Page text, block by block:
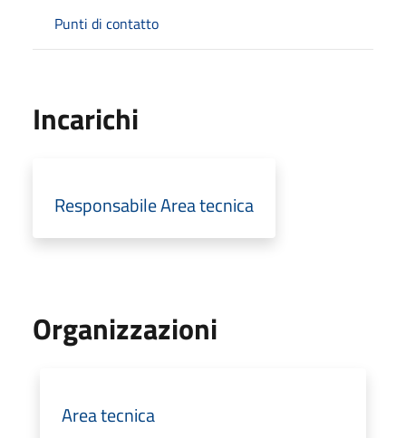
Punti di contatto
Incarichi
Responsabile Area tecnica
Organizzazioni
Area tecnica